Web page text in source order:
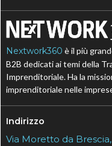
Nextwork360 è il più
B2B dedicati ai temi della
Imprenditoriale. Ha la
imprenditoriale nelle
Indirizzo
Via Moretto da